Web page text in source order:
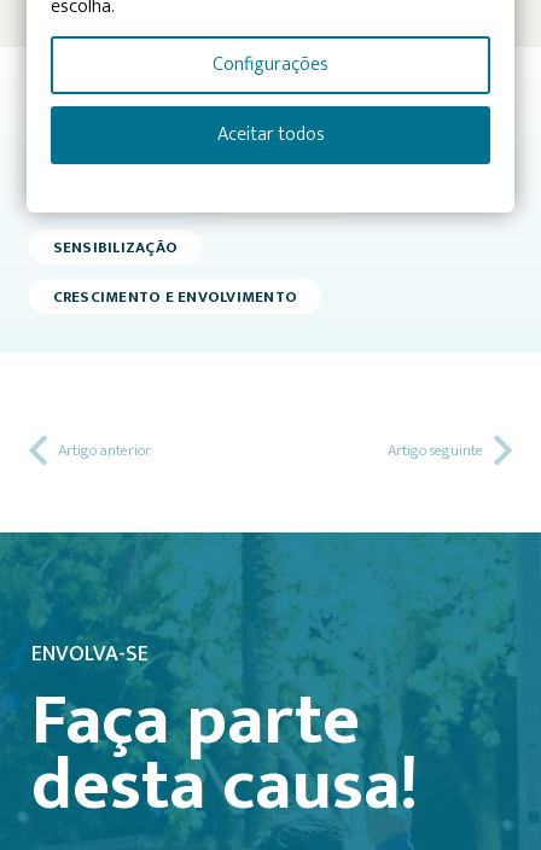
LER NOTÍCIA
Já conhece os nossos projetos? Descubra-os nas Áreas de
SENSIBILIZAÇÃO
CRESCIMENTO E ENVOLVIMENTO
Artigo anterior Artigo seguinte
ENVOLVA-SE
Faça parte
desta causa!
Configurações
Aceitar todos